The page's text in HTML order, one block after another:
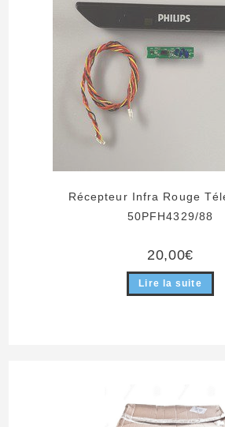
Récepteur Infra Rouge
50PFH4329/88
20,00€
Lire la suite